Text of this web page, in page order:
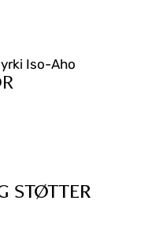
Iso-Aho
STØTTER